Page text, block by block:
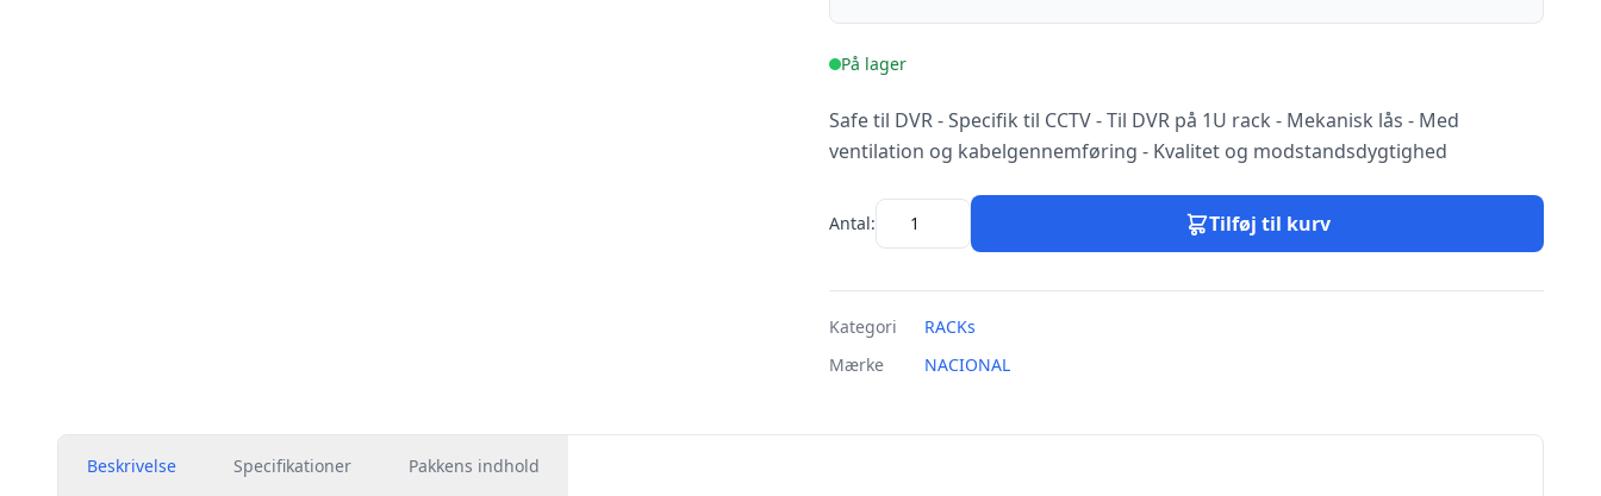
På lager
Safe til DVR - Specifik til CCTV - Til DVR på 1U rack - Mekanisk lås - Med
ventilation og kabelgennemføring - Kvalitet og modstandsdygtighed
Antal: Tilføj til kurv
Kategori
RACKs
Mærke
NACIONAL
Beskrivelse Specifikationer Pakkens indhold